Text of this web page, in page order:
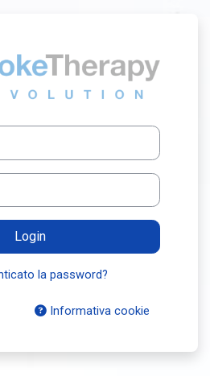
Login su
Login
la password?
Informativa cookie